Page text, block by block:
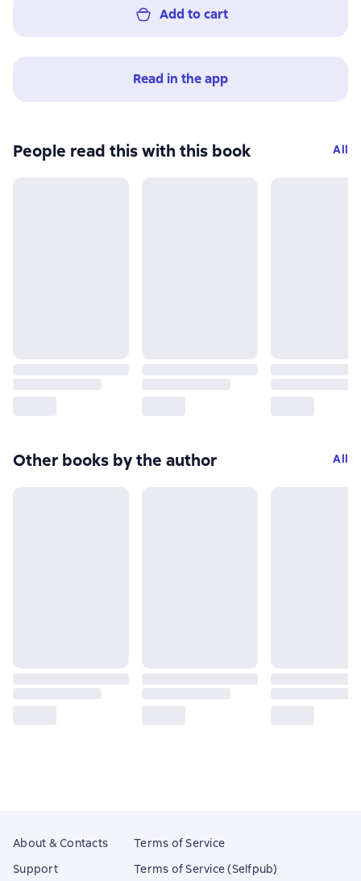
Add to cart
Read in the app
People read this with this book All
Other books by the author All
About & Contacts
Support
Terms of Service
Terms of Service (Selfpub)